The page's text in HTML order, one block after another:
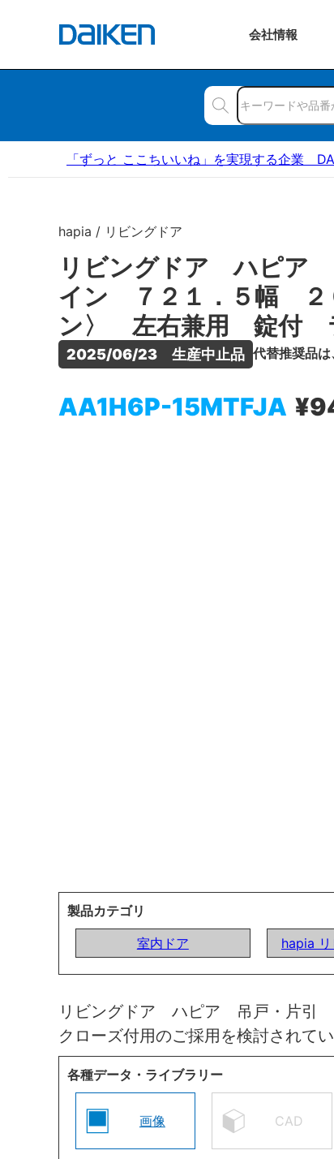
会社情報
「ずっと ここちいいね」を実現する企業
hapia / リビングドア
リビングドア ハピ
イン ７２１．５幅 ２
ン〉 左右兼用 錠付
2025/06/23　生産中止品 代替推奨品
AA1H6P-15MTFJA
製品カテゴリ
室内ドア
hapia
リビングドア ハピア 吊戸・片
クローズ付用のご採用を検討されて
各種データ・ライブラリー
画像 CAD